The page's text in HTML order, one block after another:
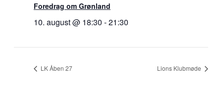
Foredrag om Grønland
10. august @ 18:30 -21:30
LK Åben 27 Lions Klubmøde